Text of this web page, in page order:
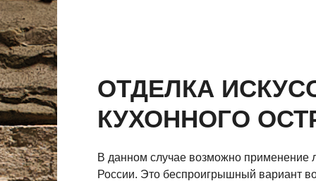
ОТДЕЛКА
КУХОННОГО
В данном случае возможно применение
России. Это беспроигрышный вариант